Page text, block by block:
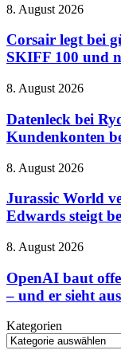
–
charmant
und
etwas
sehr
von
gestern
Corsair
bei
günstiger
Gaming-
nach:
100
und
HARPOON
8. August 2026
Corsair legt bei
SKIFF 100 und
Datenleck
Ryde:
Rund
4,5
Kundenkonten
8. August 2026
Datenleck bei
Kundenkonten
Jurassic
verliert
seinen
Regisseur:
Edwards
beim
Rebirth-
aus
8. August 2026
Jurassic World
Edwards steigt
OpenAI
offenbar
einen
ChatGPT-
–
und
8. August 2026
OpenAI baut
– und er sieht
Kategorien
Kategorien